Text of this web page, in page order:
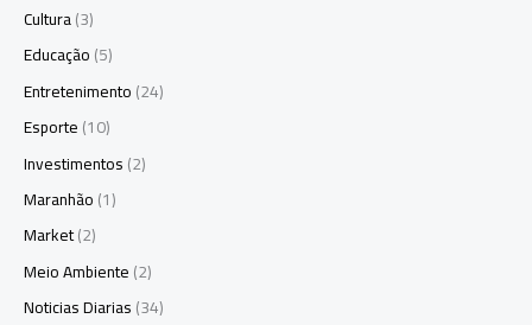
Cultura(3)
Educação(5)
Entretenimento(24)
Esporte(10)
Investimentos(2)
Maranhão(1)
Market(2)
Meio Ambiente(2)
Noticias Diarias(34)